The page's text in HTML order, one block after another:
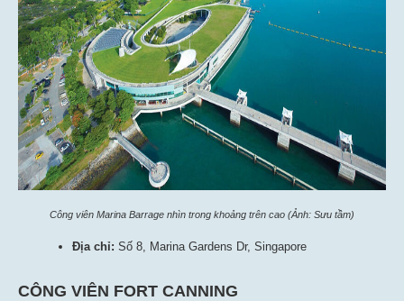
Công viên Marina Barrage nhìn trong khoảng trên cao (Ảnh: Sưu tầm)
Địa chỉ: Số 8, Marina Gardens Dr, Singapore
CÔNG VIÊN FORT CANNING